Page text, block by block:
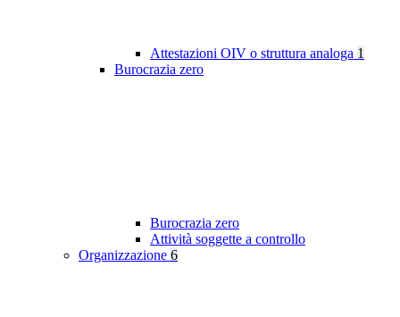
Attestazioni OIV o struttura analoga 1
Burocrazia zero
Burocrazia zero
Attività soggette a controllo
Organizzazione 6